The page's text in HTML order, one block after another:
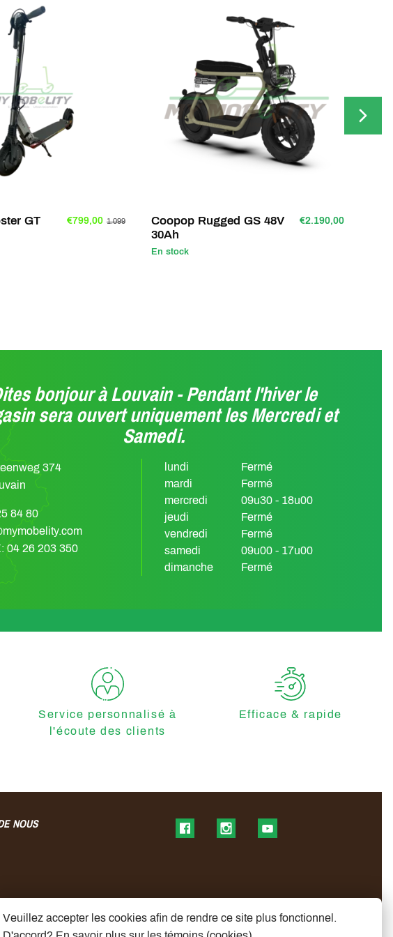
GT
€799,00 1.099
Coopop Rugged GS 48V
30Ah
€2.190,00
En stock
bonjour à Louvain - Pendant l'hiver le
sera ouvert uniquement les Mercredi et
Samedi.
374
84 80
04 26 203 350
lundi
Fermé
mardi
Fermé
mercredi
09u30 - 18u00
jeudi
Fermé
vendredi
Fermé
samedi
09u00 - 17u00
dimanche
Fermé
Service personnalisé à
l'écoute des clients
Efficace & rapide
NOUS Find us on FacebookFind us on InstagramFind us on YouTube
Veuillez accepter les cookies afin de rendre ce site plus fonctionnel.